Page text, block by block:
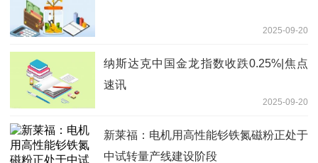
2025-09-20
纳斯达克中国金龙指数收跌0.25%|焦点
速讯
2025-09-20
新莱福：电机用高性能钐铁氮磁粉正处于
中试转量产线建设阶段